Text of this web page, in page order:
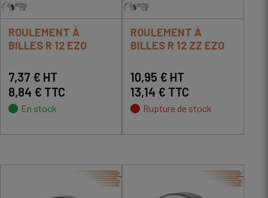
ROULEMENT À
BILLES R 12 EZO
7,37 € HT
8,84 € TTC
En stock
ROULEMENT À
BILLES R 12 ZZ EZO
10,95 € HT
13,14 € TTC
Rupture de stock